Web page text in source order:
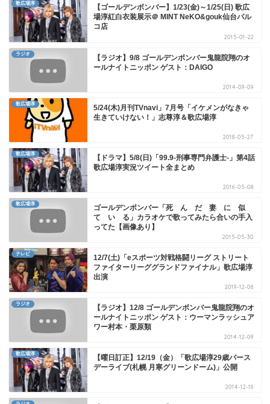
歌広場淳
【ゴールデンボンバー】1/23(金)～1/25(日) 歌広
場淳紅白衣装展示＠ MINT NeKO&gouk仙台パル
コ店
2015-01-22
ラジオ
【ラジオ】9/8 ゴールデンボンバー鬼龍院翔のオ
ールナイトニッポン ゲスト：DAIGO
2014-09-09
歌広場淳
5/24(木)月刊TVnavi」7月号「イケメンがなきゃ
生きていけない！」志尊淳＆歌広場淳
2018-05-27
歌広場淳
【ドラマ】5/8(日)「99.9-刑事専門弁護士-」第4話
歌広場淳実況ツイート全まとめ
2016-05-08
歌広場淳
ゴールデンボンバー「死 ん だ 妻 に 似
て い る」カラオケで歌ってみたら合いの手入
ってた【画像あり】
2015-05-30
テレビ
12/7(土)「eスポーツ対戦格闘リーグ ストリート
ファイターリーググランドファイナル」歌広場淳
出演
2019-12-06
ラジオ
【ラジオ】12/8 ゴールデンボンバー鬼龍院翔のオ
ールナイトニッポン ゲスト：ウーマンラッシュア
ワー村本・栗原類
2014-12-09
歌広場淳
【曜日訂正】12/19（金）「歌広場淳29歳バース
デーライブ(札幌 月寒グリーンドーム)」公開
2014-12-16